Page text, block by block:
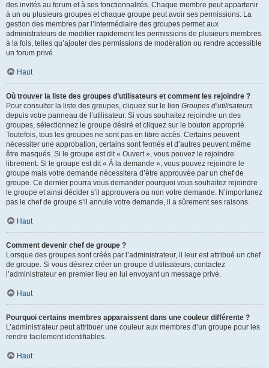
des invités au forum et à ses fonctionnalités. Chaque membre peut appartenir
à un ou plusieurs groupes et chaque groupe peut avoir ses permissions. La
gestion des membres par l’intermédiaire des groupes permet aux
administrateurs de modifier rapidement les permissions de plusieurs membres
à la fois, telles qu’ajouter des permissions de modération ou rendre accessible
un forum privé.
Haut
Où trouver la liste des groupes d’utilisateurs et comment les rejoindre ?
Pour consulter la liste des groupes, cliquez sur le lien Groupes d’utilisateurs
depuis votre panneau de l’utilisateur. Si vous souhaitez rejoindre un des
groupes, sélectionnez le groupe désiré et cliquez sur le bouton approprié.
Toutefois, tous les groupes ne sont pas en libre accès. Certains peuvent
nécessiter une approbation, certains sont fermés et d’autres peuvent même
être masqués. Si le groupe est dit « Ouvert », vous pouvez le rejoindre
librement. Si le groupe est dit « À la demande », vous pouvez rejoindre le
groupe mais votre demande nécessitera d’être approuvée par un chef de
groupe. Ce dernier pourra vous demander pourquoi vous souhaitez rejoindre
le groupe et ainsi décider s’il approuvera ou non votre demande. N’importunez
pas le chef de groupe s’il annule votre demande, il a sûrement ses raisons.
Haut
Comment devenir chef de groupe ?
Lorsque des groupes sont créés par l’administrateur, il leur est attribué un chef
de groupe. Si vous désirez créer un groupe d’utilisateurs, contactez
l’administrateur en premier lieu en lui envoyant un message privé.
Haut
Pourquoi certains membres apparaissent dans une couleur différente ?
L’administrateur peut attribuer une couleur aux membres d’un groupe pour les
rendre facilement identifiables.
Haut